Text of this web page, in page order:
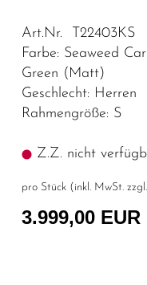
Art.Nr. T22403KS
Farbe: Seaweed
Green (Matt)
Geschlecht: Herren
Rahmengröße: S
Z.Z. nicht
pro Stück (inkl. MwSt. zzgl.
3.999,00 EUR